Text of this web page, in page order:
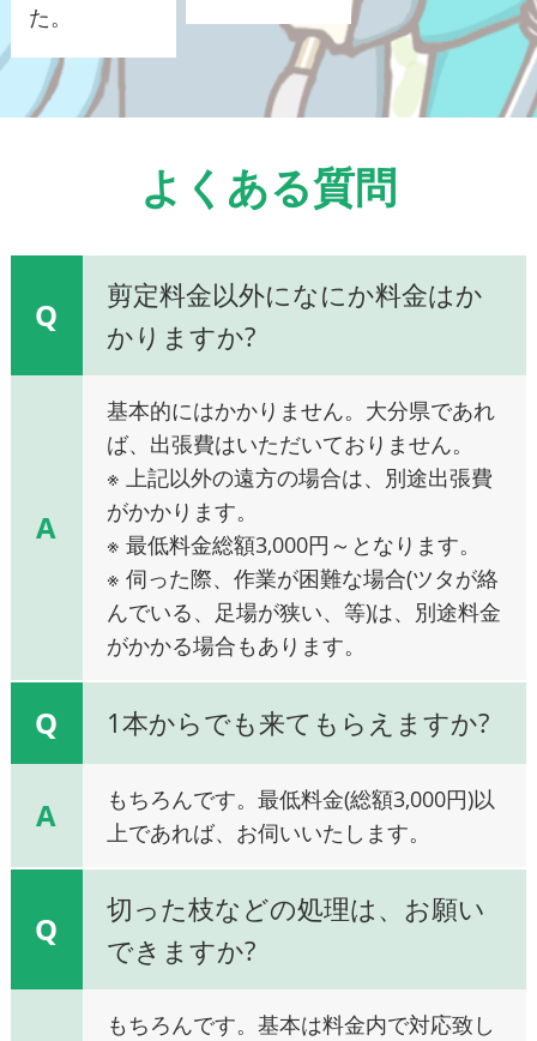
た。
よくある質問
Q
剪定料金以外になにか料金はか
かりますか?
A
基本的にはかかりません。大分県であれ
ば、出張費はいただいておりません。
※ 上記以外の遠方の場合は、別途出張費
がかかります。
※ 最低料金総額3,000円～となります。
※ 伺った際、作業が困難な場合(ツタが絡
んでいる、足場が狭い、等)は、別途料金
がかかる場合もあります。
Q 1本からでも来てもらえますか?
A
もちろんです。最低料金(総額3,000円)以
上であれば、お伺いいたします。
Q
切った枝などの処理は、お願い
できますか?
もちろんです。基本は料金内で対応致し